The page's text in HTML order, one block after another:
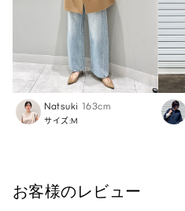
Natsuki 163cm
サイズ:M
お客様のレビュー